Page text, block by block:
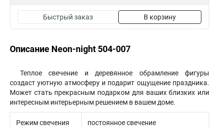
Быстрый заказ В корзину
Описание Neon-night 504-007
Теплое свечение и деревянное обрамление фигуры
создаст уютную атмосферу и подарит ощущение праздника.
Может стать прекрасным подарком для ваших близких или
интересным интерьерным решением в вашем доме.
Режим свечения постоянное свечение